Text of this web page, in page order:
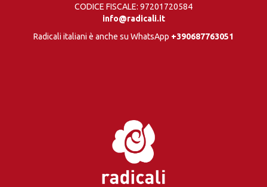
CODICE FISCALE: 97201720584
info@radicali.it
Radicali italiani è anche su WhatsApp +390687763051